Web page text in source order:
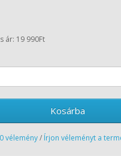
ár: 19 990Ft
Kosárba
0 vélemény/ Írjon véleményt a